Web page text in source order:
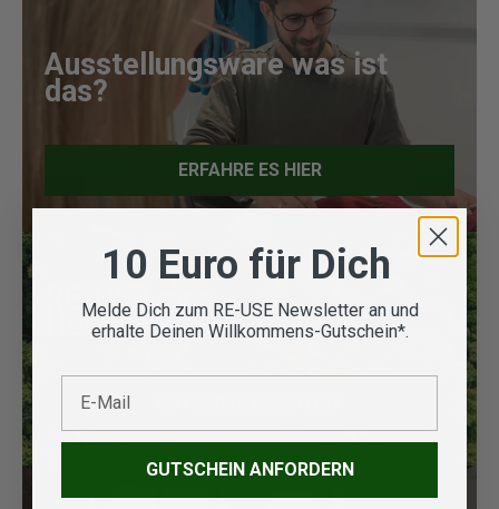
Ausstellungsware was ist
das?
ERFAHRE ES HIER
RE-USE eine
Herzensangelegenheit
10 Euro für Dich
Melde Dich zum RE-USE Newsletter an und
erhalte Deinen Willkommens-Gutschein*.
GUTSCHEIN ANFORDERN